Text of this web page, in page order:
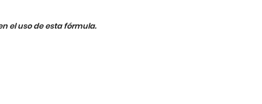
el uso de esta fórmula.